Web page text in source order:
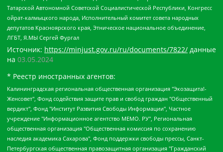
Татарской Автономной Советской Социалистической Республики, Конгресс
ойрат-калмыцкого народа, Исполнительный комитет совета народных
депутатов Красноярского края, Этническое национальное объединение,
ЛГБТ, Я.МЫ Сергей Фургал
Источник: https://minjust.gov.ru/ru/documents/7822/ данные
на 03.05.2024
* Реестр иностранных агентов:
Калининградская региональная общественная организация "Экозащита!-Женсовет", Фонд содействия защите прав и свобод граждан "Общественный вердикт", Фонд "Институт Развития Свободы Информации", Частное учреждение "Информационное агентство МЕМО. РУ", Региональная общественная организация "Общественная комиссия по сохранению наследия академика Сахарова", Фонд поддержки свободы прессы, Санкт-Петербургская общественная правозащитная организация "Гражданский контроль", Межрегиональная общественная организация "Информационно-просветительский центр "Мемориал", Региональный Фонд "Центр Защиты Прав Средств Массовой Информации", с 05.12.2023 Фонд "Центр Защиты Прав Средств массовой информации", Региональная общественная благотворительная организация помощи беженцам и мигрантам "Гражданское содействие", Негосударственное образовательное учреждение дополнительного профессионального образования (повышение квалификации) специалистов "АКАДЕМИЯ ПО ПРАВАМ ЧЕЛОВЕКА", Свердловская региональная общественная организация "Сутяжник", Автономная некоммерческая организация "Центр независимых социологических исследований", Союз общественных объединений "Российский исследовательский центр по правам человека", Региональное общественное учреждение научно-информационный центр "МЕМОРИАЛ", Некоммерческая организация "Фонд защиты гласности", Автономная некоммерческая организация "Институт прав человека", Городская общественная организация "Екатеринбургское общество "МЕМОРИАЛ", Городская общественная организация "Рязанское историко-просветительское и правозащитное общество "Мемориал" (Рязанский Мемориал), Челябинский региональный орган общественной самодеятельности – женское общественное объединение "Женщины Евразии", Челябинский региональный орган общественной самодеятельности "Уральская правозащитная группа", Фонд содействия защите здоровья и социальной справедливости имени Андрея Рылькова, Автономная Некоммерческая Организация "Аналитический Центр Юрия Левады", Автономная некоммерческая организация социальной поддержки населения "Проект Апрель", Региональная общественная организация помощи женщинам и детям, находящимся в кризисной ситуации "Информационно-методический центр "Анна", Фонд содействия развитию массовых коммуникаций и правовому просвещению "Так-так-Так", Фонд содействия устойчивому развитию "Серебряная тайга", Свердловский региональный общественный фонд социальных проектов "Новое время", "Idel.Реалии", Кавказ.Реалии, Крым.Реалии, Телеканал Настоящее Время, Татаро-башкирская служба Радио Свобода (Azatliq Radiosi), Радио Свободная Европа/Радио Свобода (PCE/PC), "Сибирь.Реалии", "Фактограф", Благотворительный фонд помощи осужденным и их семьям, Автономная некоммерческая организация "Институт глобализации и социальных движений", Фонд "В защиту прав заключенных", Частное учреждение "Центр поддержки и содействия развитию средств массовой информации", Пензенский региональный общественный благотворительный фонд "Гражданский союз", "Север.Реалии", Некоммерческая организация Фонд "Правовая инициатива", Общество с ограниченной ответственностью "Радио Свободная Европа/Радио Свобода", Чешское информационное агентство "MEDIUM-ORIENT", Красноярская региональная общественная организация "Мы против СПИДа", Камалягин Денис Николаевич, Маркелов Сергей Евгеньевич, Пономарев Лев Александрович, Савицкая Людмила Алексеевна, Автономная некоммерческая организация "Центр по работе с проблемой насилия "НАСИЛИЮ.НЕТ", Межрегиональный профессиональный союз работников здравоохранения "Альянс врачей", Юридическое лицо, зарегистрированное в Латвийской Республике, SIA "Medusa Project" (регистрационный номер 40103797863, дата регистрации 10.06.2014), Некоммерческая организация "Фонд по борьбе с коррупцией", Автономная некоммерческая организация "Институт права и публичной политики", Баданин Роман Сергеевич, Гликин Максим Александрович, Железнова Мария Михайловна, Лукьянова Юлия Сергеевна, Маетная Елизавета Витальевна, Маняхин Петр Борисович, Чуракова Ольга Владимировна, Ярош Юлия Петровна, Юридическое лицо "The Insider SIA", зарегистрированное в Риге, Латвийская Республика (дата регистрации 26.06.2015), являющееся администратором доменного имени интернет-издания "The Insider SIA", https://theins.ru, Постернак Алексей Евгеньевич, Рубин Михаил Аркадьевич, Анин Роман Александрович, Юридическое лицо Istories fonds, зарегистрированное в Латвийской Республике (регистрационный номер 50008295751, дата регистрации 24.02.2020), Великовский Дмитрий Александрович, Долинина Ирина Николаевна, Мароховская Алеся Алексеевна, Шлейнов Роман Юрьевич, Шмагун Олеся Валентиновна, Общество с ограниченной ответственностью "Альтаир 2021", Общество с ограниченной ответственностью "Вега 2021", Общество с ограниченной ответственностью "Главный редактор 2021", Общество с ограниченной ответственностью "Ромашки монолит", Важенков Артем Валерьевич, Ивановская областная общественная организация "Центр гендерных исследований", Гурман Юрий Альбертович, Медиапроект "ОВД-Инфо", Егоров Владимир Владимирович, Жилинский Владимир Александрович, Общество с ограниченной ответственностью "ЗП", Иванова София Юрьевна, Карезина Инна Павловна, Кильтау Екатерина Викторовна, Петров Алексей Викторович, Пискунов Сергей Евгеньевич, Смирнов Сергей Сергеевич, Тихонов Михаил Сергеевич, Общество с ограниченной ответственностью "ЖУРНАЛИСТ-ИНОСТРАННЫЙ АГЕНТ", Арапова Галина Юрьевна, Вольтская Татьяна Анатольевна, Американская компания "Mason G.E.S. Anonymous Foundation" (США), являющаяся владельцем интернет-издания https://mnews.world/, Компания "Stichting Bellingcat", зарегистрированная в Нидерландах (дата регистрации 11.07.2018), Захаров Андрей Вячеславович, Клепиковская Екатерина Дмитриевна, Общество с ограниченной ответственностью "МЕМО", Перл Роман Александрович, Симонов Евгений Алексеевич, Соловьева Елена Анатольевна, Сотников Даниил Владимирович, Сурначева Елизавета Дмитриевна, Автономная некоммерческая организация по защите прав человека и информированию населения "Якутия – Наше Мнение", Общество с ограниченной ответственностью "Москоу диджитал медиа", с 26.01.2023 Общество с ограниченной ответственностью "Чайка Белые сады", Ветошкина Валерия Валерьевна, Заговора Максим Александрович, Межрегиональное общественное движение "Российская ЛГБТ - сеть", Оленичев Максим Владимирович, Павлов Иван Юрьевич, Скворцова Елена Сергеевна, Общество с ограниченной ответственностью "Как бы инагент", Кочетков Игорь Викторович, Общество с ограниченной ответственностью "Честные выборы", Еланчик Олег Александрович, Общество с ограниченной ответственностью "Нобелевский призыв", Гималова Регина Эмилевна, Григорьев Андрей Валерьевич, Григорьева Алина Александровна, Ассоциация по содействию защите прав призывников, альтернативнослужащих и военнослужащих "Правозащитная группа "Гражданин.Армия.Право", Хисамова Регина Фаритовна, Автономная некоммерческая организация по реализации социально-правовых программ "Лилит", Дальневосточное общественное движение "Маяк", Санкт-Петербургская ЛГБТ-инициативная группа "Выход", Инициативная группа ЛГБТ+ "Реверс", Алексеев Андрей Викторович, Бекбулатова Таисия Львовна, Беляев Иван Михайлович, Владыкина Елена Сергеевна, Гельман Марат Александрович, Никульшина Вероника Юрьевна, Толоконникова Надежда Андреевна, Шендерович Виктор Анатольевич, Общество с ограниченной ответственностью "Данное сообщение", Общество с ограниченной ответственностью Издательский дом "Новая глава", Айнбиндер Александра Александровна, Московский комьюнити-центр для ЛГБТ+инициатив, Благотворительный фонд развития филантропии, Deutsche Welle (Германия, Kurt-Schumacher-Strasse 3, 53113 Bonn), Борзунова Мария Михайловна, Воробьев Виктор Викторович, Голубева Анна Львовна, Константинова Алла Михайловна, Малкова Ирина Владимировна, Мурадов Мурад Абдулгалимович, Осетинская Елизавета Николаевна, Понасенков Евгений Николаевич, Ганапольский Матвей Юрьевич, Киселев Евгений Алексеевич, Борухович Ирина Григорьевна, Дремин Иван Тимофеевич, Дубровский Дмитрий Викторович, Красноярская региональная общественная организация поддержки и развития альтернативных образовательных технологий и межкультурных коммуникаций "ИНТЕРРА", Маяковская Екатерина Алексеевна, Фейгин Марк Захарович, Филимонов Андрей Викторович, Дзугкоева Регина Николаевна, Доброхотов Роман Александрович, Дудь Юрий Александрович, Елкин Сергей Владимирович, Кругликов Кирилл Игоревич, Сабунаева Мария Леонидовна, Семенов Алексей Владимирович, Шаинян Карен Багратович, Шульман Екатерина Михайловна, Асафьев Артур Валерьевич, Вахштайн Виктор Семенович, Венедиктов Алексей Алексеевич, Лушникова Екатерина Евгеньевна, Волков Леонид Михайлович, Невзоров Александр Глебович, Пархоменко Сергей Борисович, Сироткин Ярослав Николаевич, Кара-Мурза Владимир Владимирович, Баранова Наталья Владимировна, Гозман Леонид Яковлевич, Кагарлицкий Борис Юльевич, Климарев Михаил Валерьевич, Милов Владимир Станиславович, Автономная некоммерческая организация Краснодарский центр современного искусства "Типография", Моргенштерн Алишер Тагирович, Соболь Любовь Эдуардовна, Общество с ограниченной ответственностью "ЛИЗА НОРМ", Каспаров Гарри Кимович, Ходорковский Михаил Борисович, Общество с ограниченной ответственностью "Апрельские тезисы", Данилович Ирина Брониславовна, Кашин Олег Владимирович, Петров Николай Владимирович, Пивоваров Алексей Владимирович, Соколов Михаил Владимирович, Цветкова Юлия Владимировна, Чичваркин Евгений Александрович, Комитет против пыток/Команда против пыток, Общество с ограниченной ответственностью "Первый научный", Общество с ограниченной ответственностью "Вертолет и ко", Белоцерковская Вероника Борисовна, Кац Максим Евгеньевич, Лазарева Татьяна Юрьевна, Шаведдинов Руслан Табризович, Яшин Илья Валерьевич, Общество с ограниченной ответственностью "Иноагент ААВ", Алешковский Дмитрий Петрович, Альбац Евгения Марковна, Быков Дмитрий Львович, Галямина Юлия Евгеньевна, Лойко Сергей Леонидович, Мартынов Кирилл Константинович, Медведев Сергей Александрович, Крашенинников Федор Геннадиевич, Гордеева Катерина Вл